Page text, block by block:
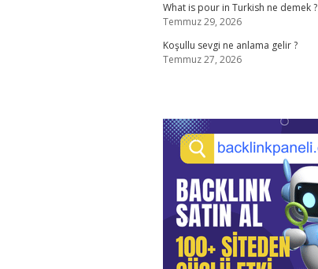
What is pour in Turkish ne demek ?
Temmuz 29, 2026
Koşullu sevgi ne anlama gelir ?
Temmuz 27, 2026